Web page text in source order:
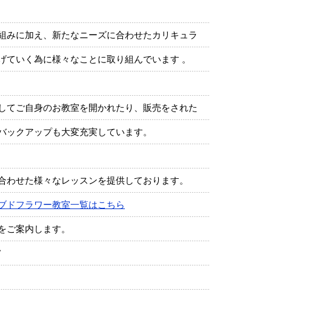
に加え、新たなニーズに合わせたカリキュラ
いく為に様々なことに取り組んでいます 。
てご自身のお教室を開かれたり、販売をされた
クアップも大変充実しています。
せた様々なレッスンを提供しております。
ドフラワー教室一覧はこちら
案内します。